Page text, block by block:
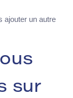
ajouter un autre
sur